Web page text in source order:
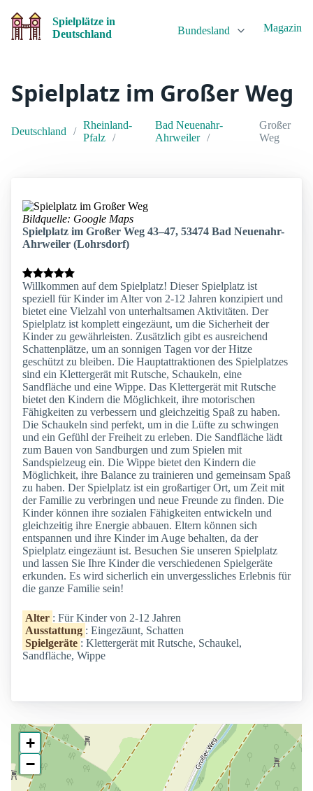
Spielplätze in
Deutschland
Bundesland Magazin
Spielplatz im Großer Weg
Deutschland
Rheinland-
Pfalz
Bad Neuenahr-
Ahrweiler
Großer
Weg
Bildquelle: Google Maps
Spielplatz im Großer Weg 43–47, 53474 Bad Neuenahr-
Ahrweiler (Lohrsdorf)
Willkommen auf dem Spielplatz! Dieser Spielplatz ist
speziell für Kinder im Alter von 2-12 Jahren konzipiert und
bietet eine Vielzahl von unterhaltsamen Aktivitäten. Der
Spielplatz ist komplett eingezäunt, um die Sicherheit der
Kinder zu gewährleisten. Zusätzlich gibt es ausreichend
Schattenplätze, um an sonnigen Tagen vor der Hitze
geschützt zu bleiben. Die Hauptattraktionen des Spielplatzes
sind ein Klettergerät mit Rutsche, Schaukeln, eine
Sandfläche und eine Wippe. Das Klettergerät mit Rutsche
bietet den Kindern die Möglichkeit, ihre motorischen
Fähigkeiten zu verbessern und gleichzeitig Spaß zu haben.
Die Schaukeln sind perfekt, um in die Lüfte zu schwingen
und ein Gefühl der Freiheit zu erleben. Die Sandfläche lädt
zum Bauen von Sandburgen und zum Spielen mit
Sandspielzeug ein. Die Wippe bietet den Kindern die
Möglichkeit, ihre Balance zu trainieren und gemeinsam Spaß
zu haben. Der Spielplatz ist ein großartiger Ort, um Zeit mit
der Familie zu verbringen und neue Freunde zu finden. Die
Kinder können ihre sozialen Fähigkeiten entwickeln und
gleichzeitig ihre Energie abbauen. Eltern können sich
entspannen und ihre Kinder im Auge behalten, da der
Spielplatz eingezäunt ist. Besuchen Sie unseren Spielplatz
und lassen Sie Ihre Kinder die verschiedenen Spielgeräte
erkunden. Es wird sicherlich ein unvergessliches Erlebnis für
die ganze Familie sein!
Alter : Für Kinder von 2-12 Jahren
Ausstattung : Eingezäunt, Schatten
Spielgeräte : Klettergerät mit Rutsche, Schaukel,
Sandfläche, Wippe
+
−